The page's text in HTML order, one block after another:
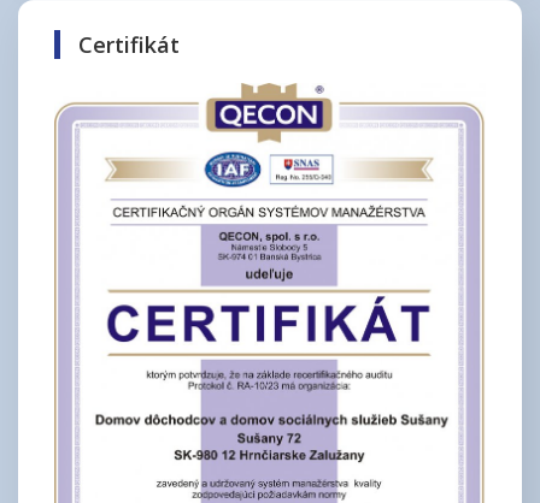
Certifikát